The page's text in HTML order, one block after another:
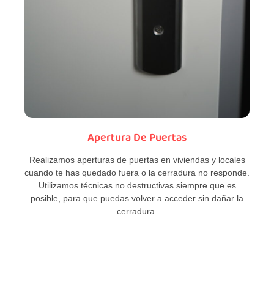
Apertura De Puertas
Realizamos aperturas de puertas en viviendas y locales
cuando te has quedado fuera o la cerradura no responde.
Utilizamos técnicas no destructivas siempre que es
posible, para que puedas volver a acceder sin dañar la
cerradura.